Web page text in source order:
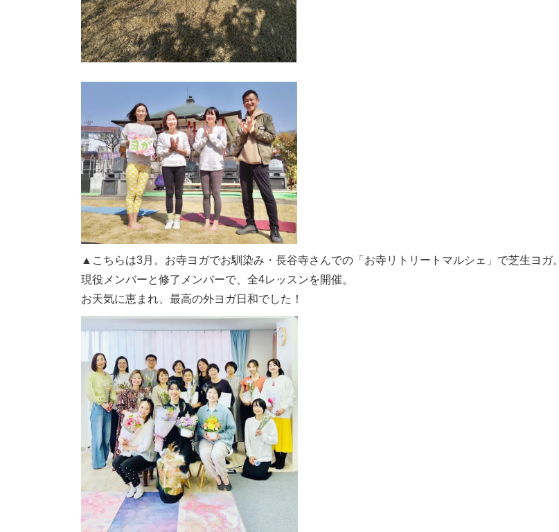
▲こちらは3月。お寺ヨガでお馴染み・長谷寺さんでの「お寺リトリートマルシェ」で芝生ヨガ。
現役メンバーと修了メンバーで、全4レッスンを開催。
お天気に恵まれ、最高の外ヨガ日和でした！